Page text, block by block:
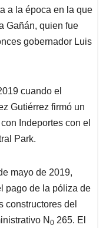
a la época en la que
Gañán, quien fue
gobernador Luis
cuando el
Gutiérrez firmó un
Indeportes con el
Park.
mayo de 2019,
pago de la póliza de
constructores del
N 0 265. El